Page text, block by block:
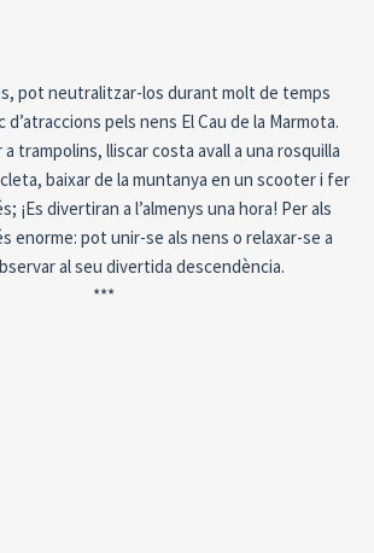
pot neutralitzar-los durant molt de temps
pels nens El Cau de la Marmota.
trampolins, lliscar costa avall a una rosquilla
baixar de la muntanya en un scooter i fer
¡Es divertiran a l’almenys una hora! Per als
enorme: pot unir-se als nens o relaxar-se a
al seu divertida descendència.
***